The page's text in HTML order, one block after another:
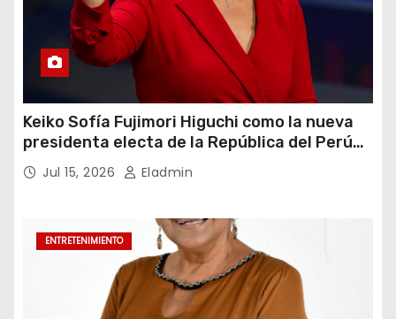
Keiko Sofía Fujimori Higuchi como la nueva
presidenta electa de la República del Perú
para el periodo constitucional 2026-2031
Jul 15, 2026 Eladmin
ENTRETENIMIENTO